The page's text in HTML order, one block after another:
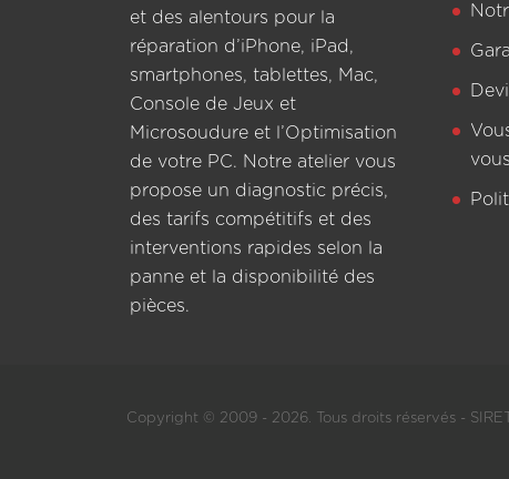
et des alentours pour la
réparation d’iPhone, iPad,
smartphones, tablettes, Mac,
Console de Jeux et
Microsoudure et l’Optimisation
de votre PC. Notre atelier vous
propose un diagnostic précis,
des tarifs compétitifs et des
interventions rapides selon la
panne et la disponibilité des
pièces.
Copyright © 2009 - 2026. Tous droits réservés - SIRET